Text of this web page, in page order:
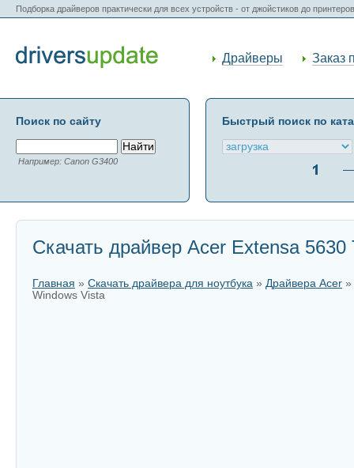
Подборка драйверов практически для всех устройств - от джойстиков до
Драйверы Заказ
Поиск по сайту
Например: Canon G3400
Быстрый поиск по
Скачать драйвер Acer Extensa
Главная » Скачать драйвера для ноутбука » Драйвера Acer »
Windows Vista